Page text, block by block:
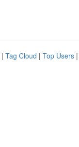
| Tag Cloud | Top Users